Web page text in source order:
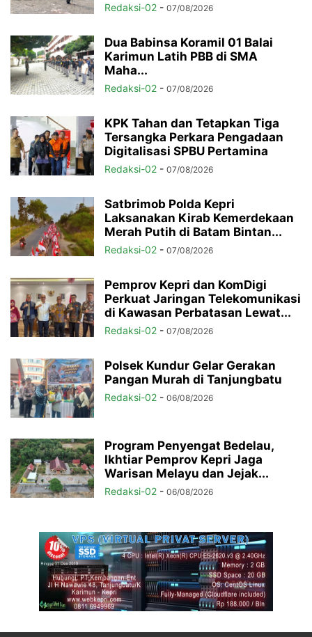
Redaksi-02 - 07/08/2026
Dua Babinsa Koramil 01 Balai
Karimun Latih PBB di SMA
Maha...
Redaksi-02 - 07/08/2026
KPK Tahan dan Tetapkan Tiga
Tersangka Perkara Pengadaan
Digitalisasi SPBU Pertamina
Redaksi-02 - 07/08/2026
Satbrimob Polda Kepri
Laksanakan Kirab Kemerdekaan
Merah Putih di Batam Bintan...
Redaksi-02 - 07/08/2026
Pemprov Kepri dan KomDigi
Perkuat Jaringan Telekomunikasi
di Kawasan Perbatasan Lewat...
Redaksi-02 - 07/08/2026
Polsek Kundur Gelar Gerakan
Pangan Murah di Tanjungbatu
Redaksi-02 - 06/08/2026
Program Penyengat Bedelau,
Ikhtiar Pemprov Kepri Jaga
Warisan Melayu dan Jejak...
Redaksi-02 - 06/08/2026